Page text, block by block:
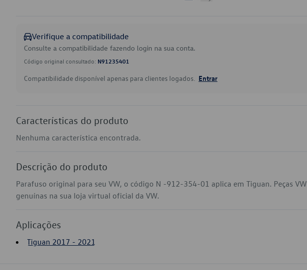
Verifique a compatibilidade
Consulte a compatibilidade fazendo login na sua conta.
Código original consultado: N91235401
Compatibilidade disponível apenas para clientes logados. Entrar
Características do produto
Nenhuma característica encontrada.
Descrição do produto
Parafuso original para seu VW, o código N -912-354-01 aplica em Tiguan. Peças VW
genuínas na sua loja virtual oficial da VW.
Aplicações
Tiguan 2017 - 2021